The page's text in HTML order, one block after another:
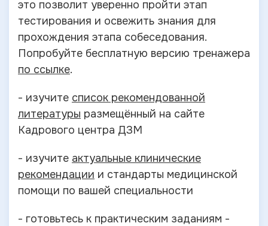
это позволит уверенно пройти этап
тестирования и освежить знания для
прохождения этапа собеседования.
Попробуйте бесплатную версию тренажера
по ссылке.
- изучите список рекомендованной
литературы размещённый на сайте
Кадрового центра ДЗМ
- изучите актуальные клинические
рекомендации и стандарты медицинской
помощи по вашей специальности
- готовьтесь к практическим заданиям -